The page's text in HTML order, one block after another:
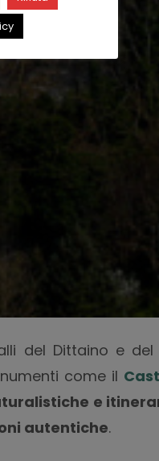
del Dittaino e
come il
e
autentiche.